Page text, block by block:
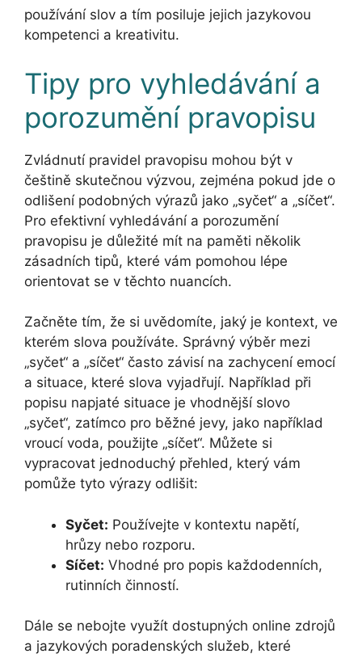
používání slov a tím posiluje jejich jazykovou
kompetenci a kreativitu.
Tipy pro vyhledávání a
porozumění pravopisu
Zvládnutí pravidel pravopisu mohou být v
češtině skutečnou výzvou, zejména pokud jde o
odlišení podobných výrazů jako „syčet“ a „síčet“.
Pro efektivní vyhledávání a porozumění
pravopisu je důležité mít na paměti několik
zásadních tipů, které vám pomohou lépe
orientovat se v těchto nuancích.
Začněte tím, že si uvědomíte, jaký je kontext, ve
kterém slova používáte. Správný výběr mezi
„syčet“ a „síčet“ často závisí na zachycení emocí
a situace, které slova vyjadřují. Například při
popisu napjaté situace je vhodnější slovo
„syčet“, zatímco pro běžné jevy, jako například
vroucí voda, použijte „síčet“. Můžete si
vypracovat jednoduchý přehled, který vám
pomůže tyto výrazy odlišit:
Syčet: Používejte v kontextu napětí,
hrůzy nebo rozporu.
Síčet: Vhodné pro popis každodenních,
rutinních činností.
Dále se nebojte využít dostupných online zdrojů
a jazykových poradenských služeb, které